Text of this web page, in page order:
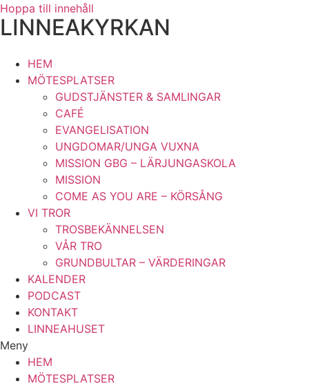
Hoppa till innehåll
LINNEAKYRKAN
HEM
MÖTESPLATSER
GUDSTJÄNSTER & SAMLINGAR
CAFÉ
EVANGELISATION
UNGDOMAR/UNGA VUXNA
MISSION GBG – LÄRJUNGASKOLA
MISSION
COME AS YOU ARE – KÖRSÅNG
VI TROR
TROSBEKÄNNELSEN
VÅR TRO
GRUNDBULTAR – VÄRDERINGAR
KALENDER
PODCAST
KONTAKT
LINNEAHUSET
Meny
HEM
MÖTESPLATSER